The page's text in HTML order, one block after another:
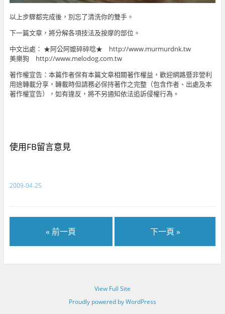
以上步驟都完成後，別忘了清洗你的雙手。
下一篇文章，將分解各項技法及按摩的部位。
中文出處： ★阿公阿嬤碎碎唸★ http://www.murmurdnk.tw
美樂狗 http://www.melodog.com.tw
著作權宣告：本篇作者保有本篇文章相關著作權益，歡迎網路暨非營利
用途轉載分享，轉載時但請務必保持著作之完整（包含作者、出處及本
著作權宣告），如有違反，將不另通知依法追訴侵權行為。
使用FB留言意見
2009-04-25
« 前一頁 下一頁 »
View Full Site
Proudly powered by WordPress